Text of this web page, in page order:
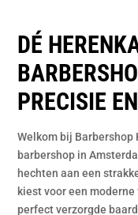
DÉ
PRECISIE
Welkom bij Barbershop
barbershop in
hechten aan een
kiest voor een
perfect verzorgde